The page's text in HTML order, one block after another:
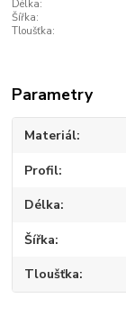
Délka:
Šířka:
Tloušťka:
Parametry
Materiál
Profil
Délka
Šířka
Tloušťka